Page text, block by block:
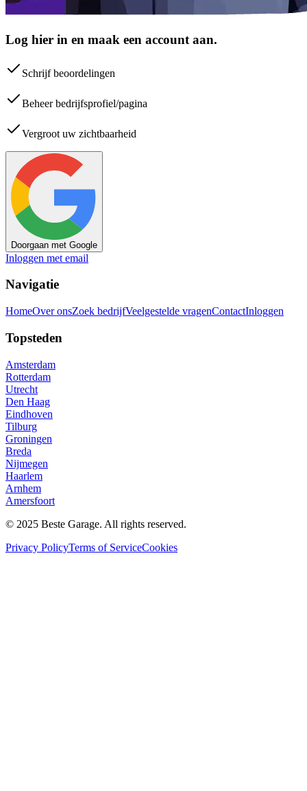
Log hier in en maak een account aan.
Schrijf beoordelingen
Beheer bedrijfsprofiel/pagina
Vergroot uw zichtbaarheid
Doorgaan met Google
Inloggen met email
Navigatie
HomeOver onsZoek bedrijfVeelgestelde vragenContactInloggen
Topsteden
Amsterdam
Rotterdam
Utrecht
Den Haag
Eindhoven
Tilburg
Groningen
Breda
Nijmegen
Haarlem
Arnhem
Amersfoort
© 2025 Beste Garage. All rights reserved.
Privacy PolicyTerms of ServiceCookies